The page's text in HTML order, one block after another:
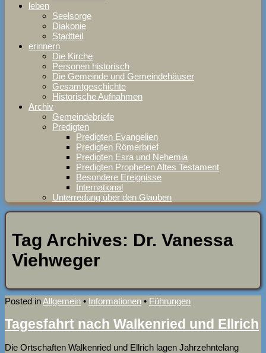
leben
Seelsorge
Diakonie
Stadtteil
erinnern
Die Kirche
Personen historisch
Die Gemeinde und Gemeindehäuser
Gesamtgeschichte
Historische Aufnahmen
Archiv
Gemeindebriefe
Predigten
Predigten Evangelien
Predigten Römerbrief
Predigten Esra und Nehemia
Predigten Propheten Altes Testament
Besondere Ereignisse
International
Unterredung über den Glauben
Tag Archives: Dr. Vanessa
Viehweger
Posted inAllgemein • Informationen • Führungen
Tagesfahrt nach Walkenried und Ellrich
Die Ortschaften Walkenried und Ellrich lagen Jahrzehntelang